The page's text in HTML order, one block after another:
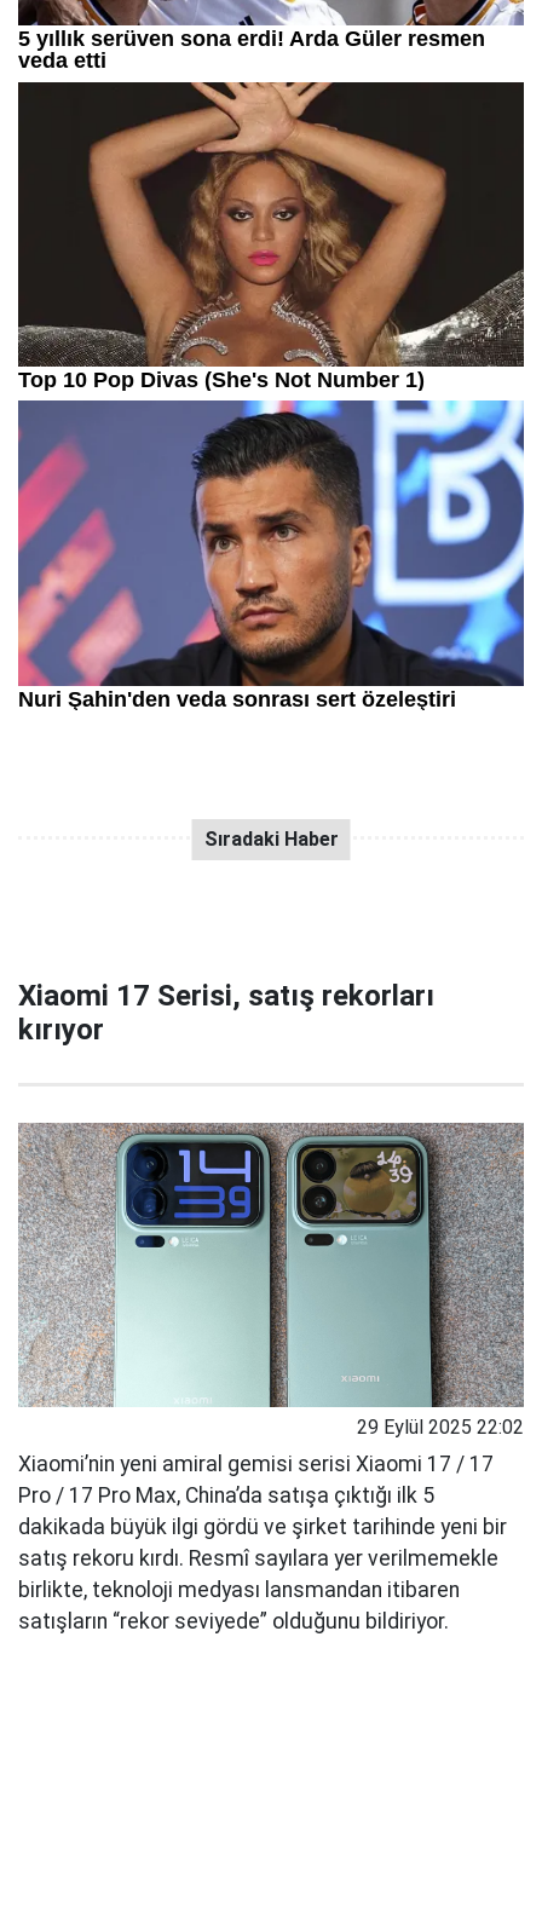
Xiaomi 17 Serisi, satış rekorları
kırıyor
29 Eylül 2025 22:02
Xiaomi’nin yeni amiral gemisi serisi Xiaomi 17 / 17
Pro / 17 Pro Max, China’da satışa çıktığı ilk 5
dakikada büyük ilgi gördü ve şirket tarihinde yeni bir
satış rekoru kırdı. Resmî sayılara yer verilmemekle
birlikte, teknoloji medyası lansmandan itibaren
satışların “rekor seviyede” olduğunu bildiriyor.